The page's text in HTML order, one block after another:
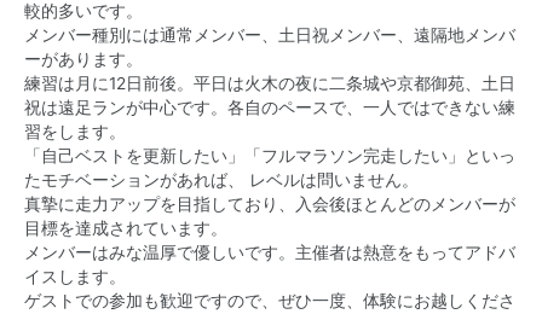
較的多いです。
メンバー種別には通常メンバー、土日祝メンバー、遠隔地メンバ
ーがあります。
練習は月に12日前後。平日は火木の夜に二条城や京都御苑、土日
祝は遠足ランが中心です。各自のペースで、一人ではできない練
習をします。
「自己ベストを更新したい」「フルマラソン完走したい」といっ
たモチベーションがあれば、 レベルは問いません。
真摯に走力アップを目指しており、入会後ほとんどのメンバーが
目標を達成されています。
メンバーはみな温厚で優しいです。主催者は熱意をもってアドバ
イスします。
ゲストでの参加も歓迎ですので、ぜひ一度、体験にお越しくださ